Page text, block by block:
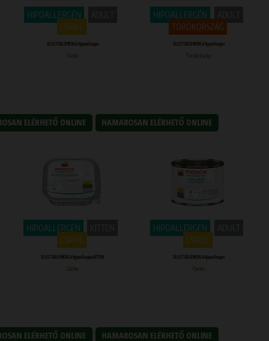
HIPOALLERGÉN
CSIRKE
SELECT GOLD MEDICA Hypoallergen
HIPOALLERGÉN
TÖRÖKORSZÁG
SELECT GOLD MEDICA Hypoallergen
Törökország
HIPOALLERGÉN
CSIRKE
SELECT GOLD MEDICA Hypoallergen KITTEN
HIPOALLERGÉN
CSIRKE
SELECT GOLD MEDICA Hypoallergen